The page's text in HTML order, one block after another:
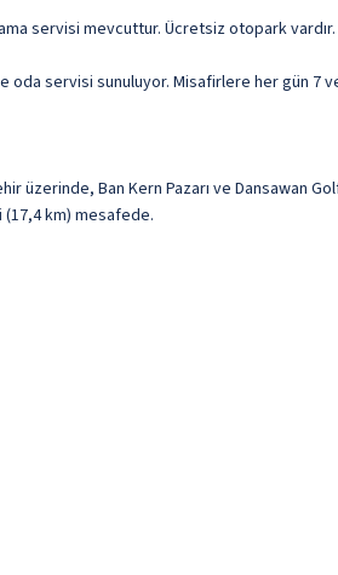
servisi mevcuttur. Ücretsiz otopark vardır.
servisi sunuluyor. Misafirlere her gün 7
Ban Kern Pazarı ve Dansawan
(17,4 km) mesafede.